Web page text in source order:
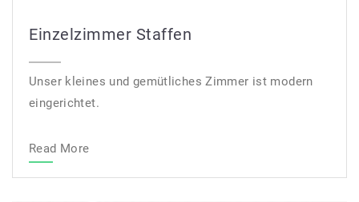
Einzelzimmer Staffen
Unser kleines und gemütliches Zimmer ist modern
eingerichtet.
Read More